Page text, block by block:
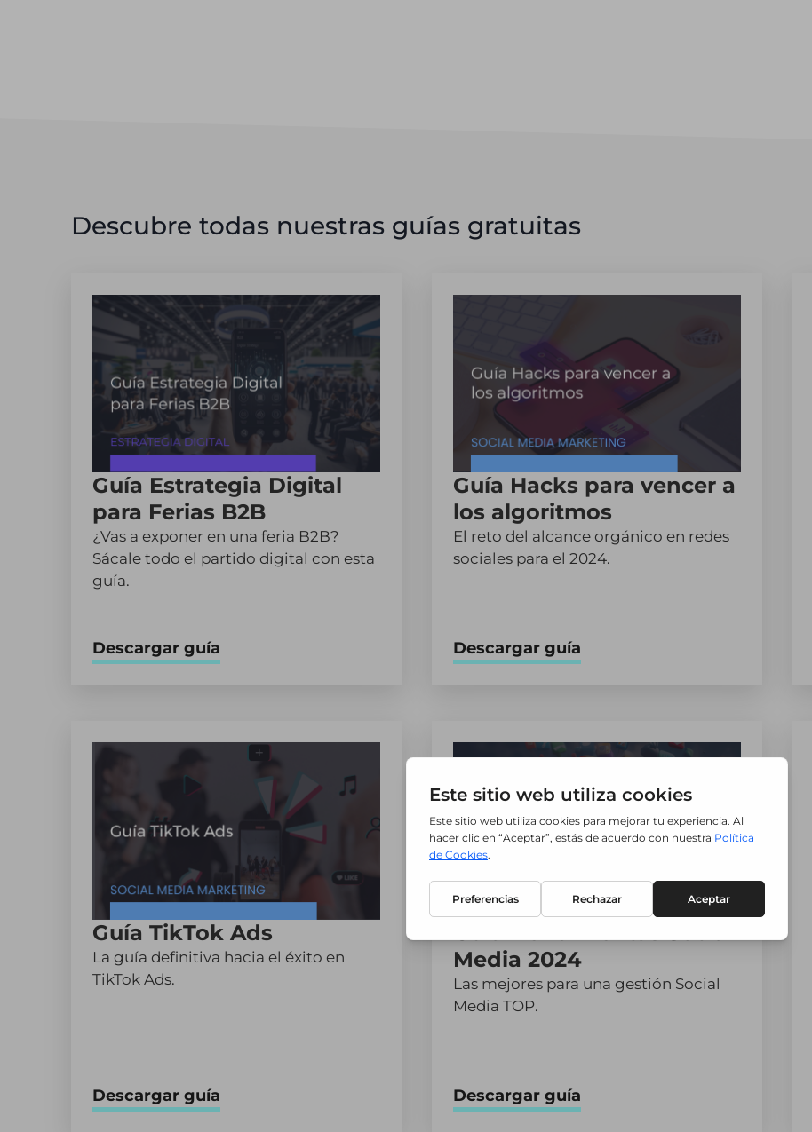
Descubre todas nuestras guías gratuitas
Guía Estrategia Digital
para Ferias B2B
¿Vas a exponer en una feria B2B?
Sácale todo el partido digital con esta
guía.
Descargar guía
Guía Hacks para vencer a
los algoritmos
El reto del alcance orgánico en redes
sociales para el 2024.
Descargar guía
Guía TikTok Ads
La guía definitiva hacia el éxito en
TikTok Ads.
Descargar guía
Media 2024
Las mejores para una gestión Social
Media TOP.
Descargar guía